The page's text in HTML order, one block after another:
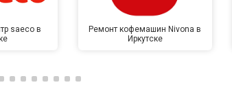
saeco в
Ремонт кофемашин Nivona в
Иркутске